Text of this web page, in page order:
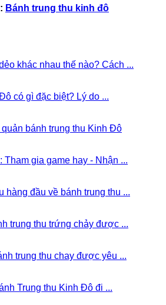
Bánh trung thu kinh đô
khác nhau thế nào? Cách ...
có gì đặc biệt? Lý do ...
bánh trung thu Kinh Đô
Tham gia game hay - Nhận ...
đầu về bánh trung thu ...
trung thu trứng chảy được ...
trung thu chay được yêu ...
Trung thu Kinh Đô đi ...